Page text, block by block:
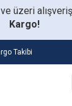
üzeri
Kargo!
Takibi